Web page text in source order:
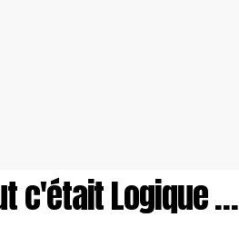
c'était Logique …